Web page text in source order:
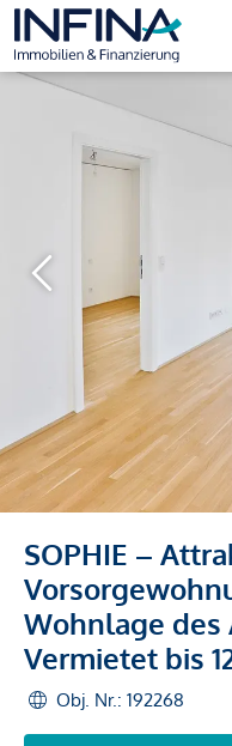
SOPHIE –
Wohnlage des
Vermietet bis
Obj. Nr.: 192268